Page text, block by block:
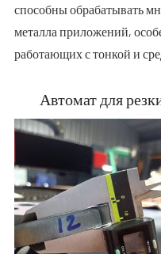
способны обрабатывать
металла приложений,
работающих с тонкой и
Автомат для